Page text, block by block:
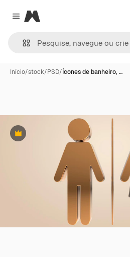
Close menu
Magnific
Início/stock/PSD/Ícones de banheiro, …
Premium